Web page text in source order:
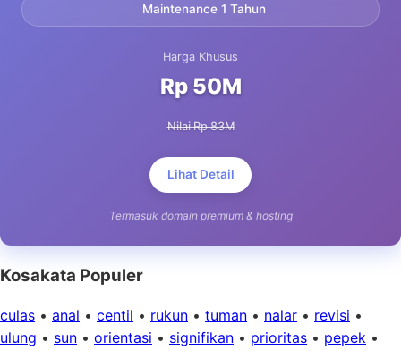
Maintenance 1 Tahun
Harga Khusus
Rp 50M
Nilai Rp 83M
Lihat Detail
Termasuk domain premium & hosting
Kosakata Populer
culas • anal • centil • rukun • tuman • nalar • revisi •
ulung • sun • orientasi • signifikan • prioritas • pepek •